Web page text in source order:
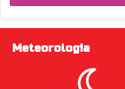
Meteorologia